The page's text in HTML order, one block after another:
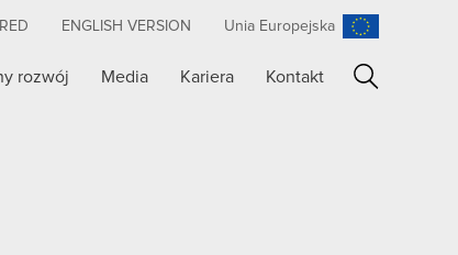
ENGLISH VERSION Unia Europejska
rozwój Media Kariera Kontakt